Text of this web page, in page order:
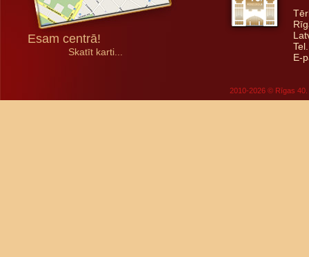
Esam centrā!
Skatīt karti...
E-
2010-2026 © Rīgas